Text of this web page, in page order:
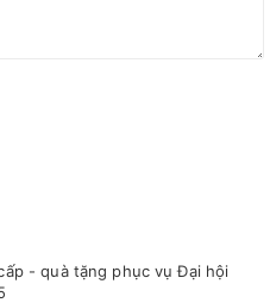
- quà tặng phục vụ Đại hội